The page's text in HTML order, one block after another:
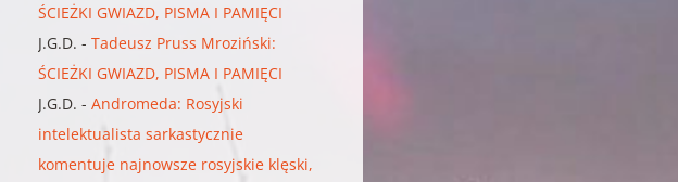
ŚCIEŻKI GWIAZD, PISMA I PAMIĘCI
J.G.D. -Tadeusz Pruss Mroziński:
ŚCIEŻKI GWIAZD, PISMA I PAMIĘCI
J.G.D. -Andromeda: Rosyjski
intelektualista sarkastycznie
komentuje najnowsze rosyjskie klęski,